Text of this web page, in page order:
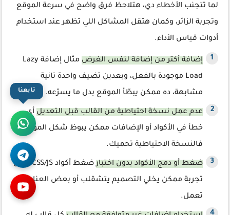
لما تتجنب الأخطاء دي، هتلاحظ فرق واضح في سرعة الموقع
وتجربة الزائر، وكمان هتقل المشاكل اللي تظهر عند استخدام
أدوات قياس الأداء.
إضافة أكتر من إضافة لنفس الغرض
مثال إضافة Lazy
Load موجودة بالفعل، وبعدين تضيف واحدة تانية
مشابهة، ده ممكن يبطّأ الموقع بدل ما يسرّعه.
عدم عمل نسخة احتياطية من القالب قبل التعديل أي
خطأ في الأكواد أو الإضافات ممكن يبوظ شكل الموقع،
فالنسخة الاحتياطية تحميك.
ضغط أو دمج الأكواد بدون اختبار
ضغط أكواد CSS/JS بدون
تجربة ممكن يخلي التصميم يتشقلب أو بعض العناصر لا
تعمل.
تابعنا